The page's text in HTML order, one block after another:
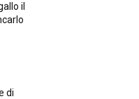
il
di